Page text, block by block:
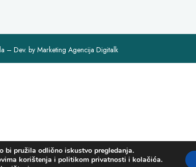
– Dev. by Marketing Agencija Digitalk
pružila odlično iskustvo pregledanja.
korištenja i politikom privatnosti i kolačića.